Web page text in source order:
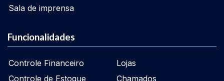
Sala de imprensa
Funcionalidades
Controle Financeiro
Controle de Estoque
Lojas
Chamados